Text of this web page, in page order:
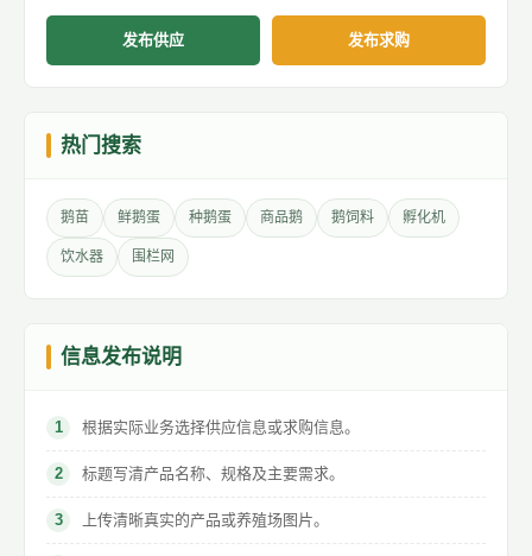
发布供应 发布求购
热门搜索
鹅苗 鲜鹅蛋 种鹅蛋 商品鹅 鹅饲料 孵化机
饮水器 围栏网
信息发布说明
根据实际业务选择供应信息或求购信息。
标题写清产品名称、规格及主要需求。
上传清晰真实的产品或养殖场图片。